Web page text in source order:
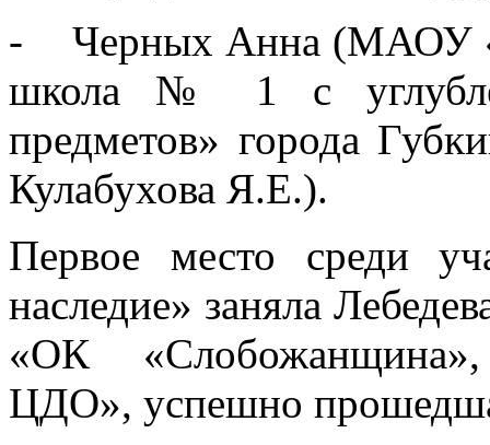
- Черных Анна (МАОУ
школа № 1 с
предметов» города
Кулабухова Я.Е.).
Первое место среди
наследие» заняла
«ОК
ЦДО», успешно